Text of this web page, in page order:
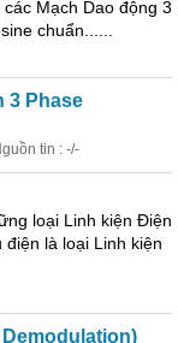
Mạch Dao động 3
chuẩn......
3 Phase
tin : -/-
loại Linh kiện Điện
là loại Linh kiện